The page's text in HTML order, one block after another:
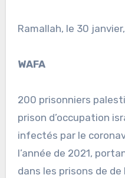
Ramallah, le 30
WAFA
200 prisonniers
prison d’occupation
infectés par le
l’année de 2021,
dans les prisons de de